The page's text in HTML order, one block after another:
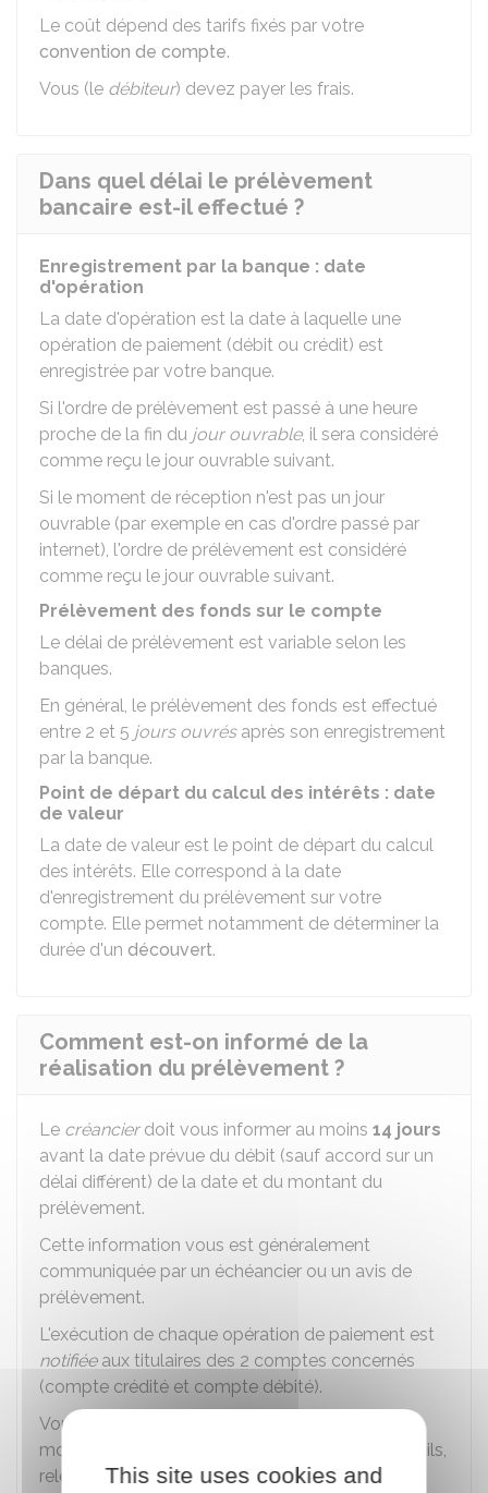
Le coût dépend des tarifs fixés par votre
convention de compte.
Vous (le débiteur) devez payer les frais.
Dans quel délai le prélèvement
bancaire est-il effectué ?
Enregistrement par la banque : date
d'opération
La date d'opération est la date à laquelle une
opération de paiement (débit ou crédit) est
enregistrée par votre banque.
Si l'ordre de prélèvement est passé à une heure
proche de la fin du jour ouvrable, il sera considéré
comme reçu le jour ouvrable suivant.
Si le moment de réception n'est pas un jour
ouvrable (par exemple en cas d'ordre passé par
internet), l'ordre de prélèvement est considéré
comme reçu le jour ouvrable suivant.
Prélèvement des fonds sur le compte
Le délai de prélèvement est variable selon les
banques.
En général, le prélèvement des fonds est effectué
entre 2 et 5 jours ouvrésaprès son enregistrement
par la banque.
Point de départ du calcul des intérêts : date
de valeur
La date de valeur est le point de départ du calcul
des intérêts. Elle correspond à la date
d'enregistrement du prélèvement sur votre
compte. Elle permet notamment de déterminer la
durée d'un découvert.
Comment est-on informé de la
réalisation du prélèvement ?
Le créancierdoit vous informer au moins 14 jours
avant la date prévue du débit (sauf accord sur un
délai différent) de la date et du montant du
prélèvement.
Cette information vous est généralement
communiquée par un échéancier ou un avis de
prélèvement.
L'exécution de chaque opération de paiement est
notifiéeaux titulaires des 2 comptes concernés
(compte crédité et compte débité).
Vous pouvez convenir avec votre banque des
moyens et de la fréquence des notifications (mails,
relevés de comptes, etc.).
This site uses cookies and